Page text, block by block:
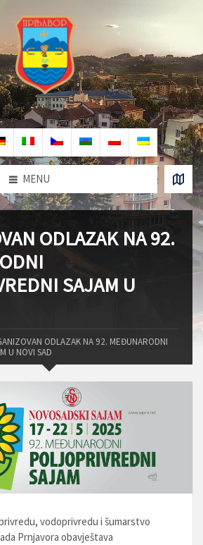
MENU
ODLAZAK NA 92.
SAJAM U
ODLAZAK NA 92. MEĐUNARODNI
U NOVI SAD
vodoprivredu i šumarstvo
Prnjavora obavještava